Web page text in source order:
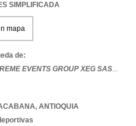
SIMPLIFICADA
mapa
de:
EVENTS GROUP XEG SAS...
, ANTIOQUIA